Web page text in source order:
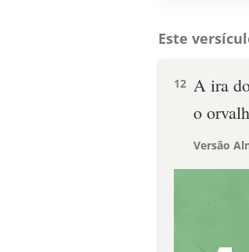
Este
12 A ira
o
Versão